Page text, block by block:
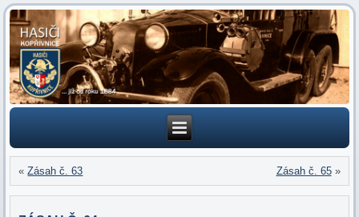
«Zásah č. 63 Zásah č. 65»